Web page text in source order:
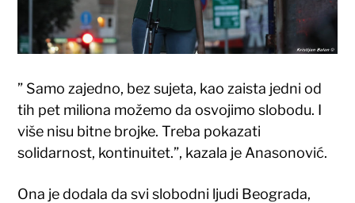
” Samo zajedno, bez sujeta, kao zaista jedni od
tih pet miliona možemo da osvojimo slobodu. I
više nisu bitne brojke. Treba pokazati
solidarnost, kontinuitet.”, kazala je Anasonović.
Ona je dodala da svi slobodni ljudi Beograda,